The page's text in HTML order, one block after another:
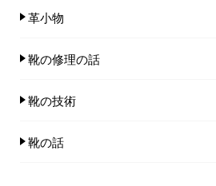
革小物
靴の修理の話
靴の技術
靴の話